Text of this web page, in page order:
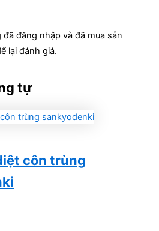
đăng nhập và đã mua sản
lại đánh giá.
tự
côn trùng